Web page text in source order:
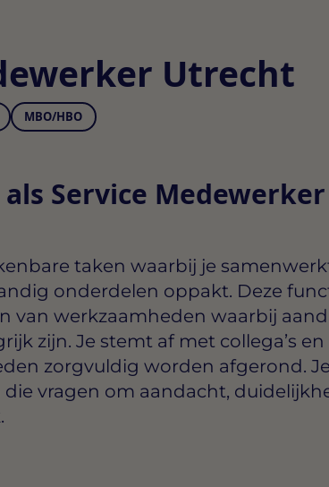
Utrecht
MBO/HBO
Service Medewerker
taken waarbij je
onderdelen oppakt. Deze
van werkzaamheden waarbij
zijn. Je stemt af met collega’s en
zorgvuldig worden afgerond. Je
vragen om aandacht,